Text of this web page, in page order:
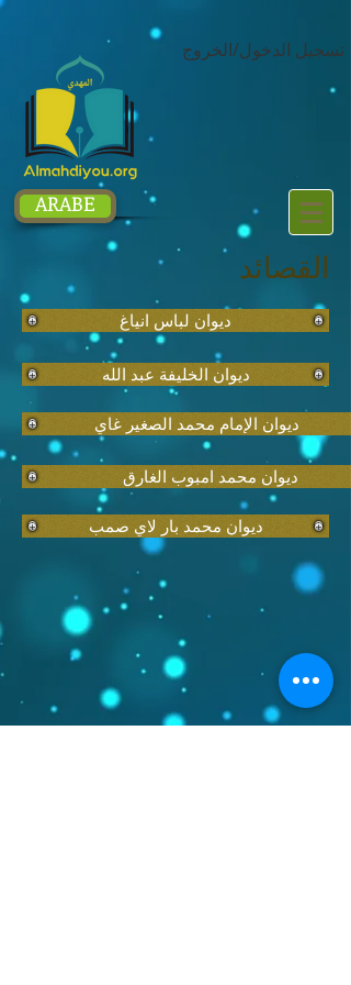
google.com, pub-1214054292722785, DIRECT, f08c47fec0942fa0
تسجيل الدخول/الخروج
ARABE
القصائد
ديوان لباس انياغ
ديوان الخليفة عبد الله
ديوان الإمام محمد الصغير غاي
ديوان محمد امبوب الغارق
ديوان محمد بار لاي صمب